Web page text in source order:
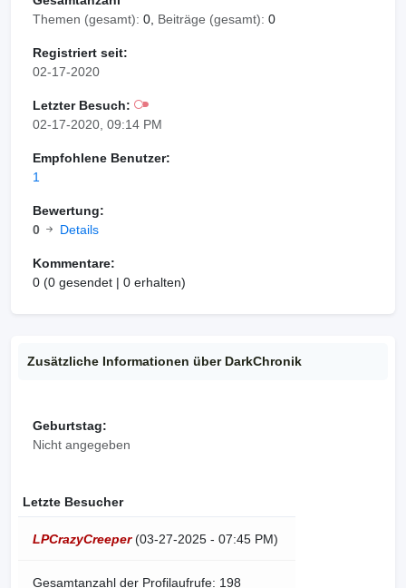
Themen (gesamt): 0, Beiträge (gesamt): 0
Registriert seit:
02-17-2020
Letzter Besuch:
02-17-2020, 09:14 PM
Empfohlene Benutzer:
1
Bewertung:
0
Details
Kommentare:
0 (0 gesendet | 0 erhalten)
Zusätzliche Informationen über DarkChronik
Geburtstag:
Nicht angegeben
Letzte Besucher
LPCrazyCreeper(03-27-2025 - 07:45 PM)
Gesamtanzahl der Profilaufrufe: 198